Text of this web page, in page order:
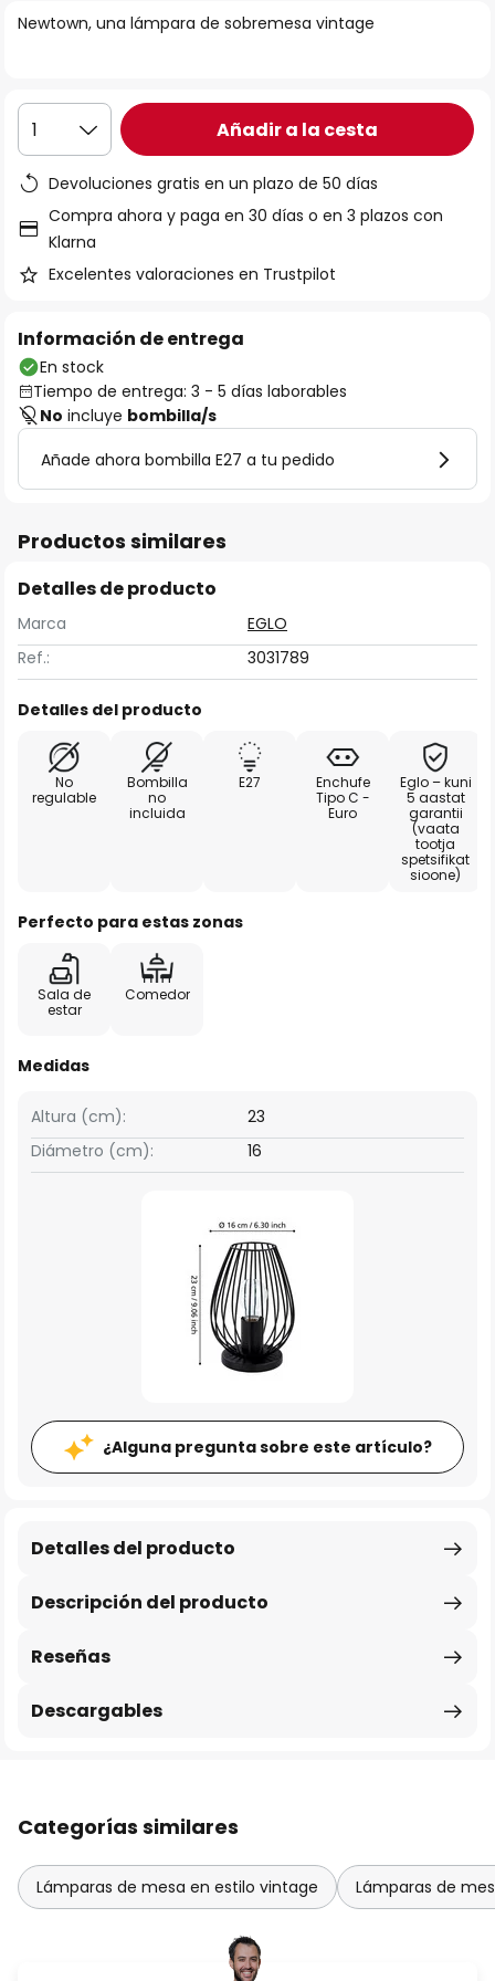
la
imágenes
Newtown, una lámpara de sobremesa vintage
1 Añadir a la cesta
Devoluciones gratis en un plazo de 50 días
Compra ahora y paga en 30 días o en 3 plazos con
Klarna
Excelentes valoraciones en Trustpilot
Información de entrega
En stock
Tiempo de entrega: 3 - 5 días laborables
No incluye bombilla/s
Añade ahora bombilla E27 a tu pedido
Productos similares
Detalles de producto
Marca
EGLO
Ref.:
3031789
Detalles del producto
No
regulable
Bombilla
no
incluida
E27
Enchufe
Tipo C -
Euro
Eglo – kuni
5 aastat
garantii
(vaata
tootja
spetsifikat
sioone)
Perfecto para estas zonas
Sala de
estar
Comedor
Medidas
Altura (cm):
23
Diámetro (cm):
16
¿Alguna pregunta sobre este artículo?
Descripción del producto
Detalles del producto
Reseñas
Descargables
Categorías similares
Lámparas de mesa en estilo vintage Lámparas de